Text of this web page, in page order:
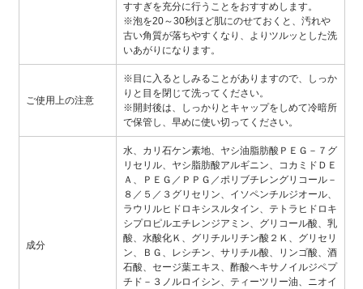
すすぎを充分に行うことをおすすめします。
※泡を20～30秒ほど肌にのせておくと、汚れや
古い角質が落ちやすくなり、よりツルッとした洗
いあがりになります。
ご使用上の注意
※目に入るとしみることがありますので、しっか
りと目を閉じて洗ってください。
※開封後は、しっかりとキャップをしめて冷暗所
で保管し、早めに使い切ってください。
成分
水、カリ石ケン素地、ヤシ油脂肪酸ＰＥＧ－７グ
リセリル、ヤシ脂肪酸アルギニン、コカミドＤＥ
Ａ、ＰＥＧ／ＰＰＧ／ポリブチレングリコール－
８／５／３グリセリン、イソペンチルジオール、
ラウリルヒドロキシスルタイン、テトラヒドロキ
シプロピルエチレンジアミン、グリコール酸、乳
酸、水酸化Ｋ、グリチルリチン酸２Ｋ、グリセリ
ン、ＢＧ、レシチン、サリチル酸、リンゴ酸、酒
石酸、セージ葉エキス、酢酸ヘキサノイルジペプ
チド－３ノルロイシン、ティーツリー油、ニオイ